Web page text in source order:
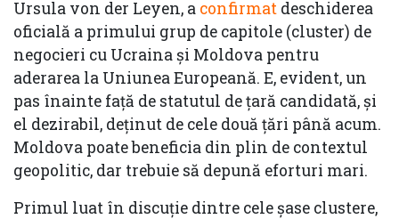
Ursula von der Leyen, a confirmat deschiderea
oficială a primului grup de capitole (cluster) de
negocieri cu Ucraina și Moldova pentru
aderarea la Uniunea Europeană. E, evident, un
pas înainte față de statutul de țară candidată, și
el dezirabil, deținut de cele două țări până acum.
Moldova poate beneficia din plin de contextul
geopolitic, dar trebuie să depună eforturi mari.
Primul luat în discuție dintre cele șase clustere,